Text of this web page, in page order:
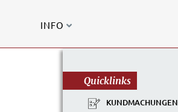
INFO
Quicklinks
KUNDMACHUNGEN